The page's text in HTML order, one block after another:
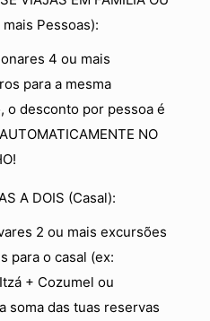
mais Pessoas):
4 ou mais
para a mesma
o desconto por pessoa é
NO
A DOIS (Casal):
2 ou mais excursões
para o casal (ex:
+ Cozumel ou
soma das tuas reservas